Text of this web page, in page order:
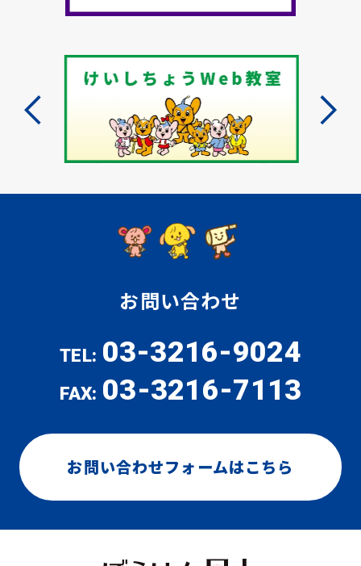
お問い合わせ
TEL: 03-3216-9024
FAX: 03-3216-7113
お問い合わせフォームはこちら